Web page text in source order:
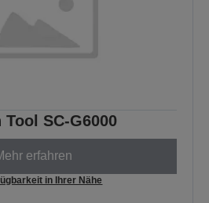
SC-G6000
erfahren
in Ihrer Nähe